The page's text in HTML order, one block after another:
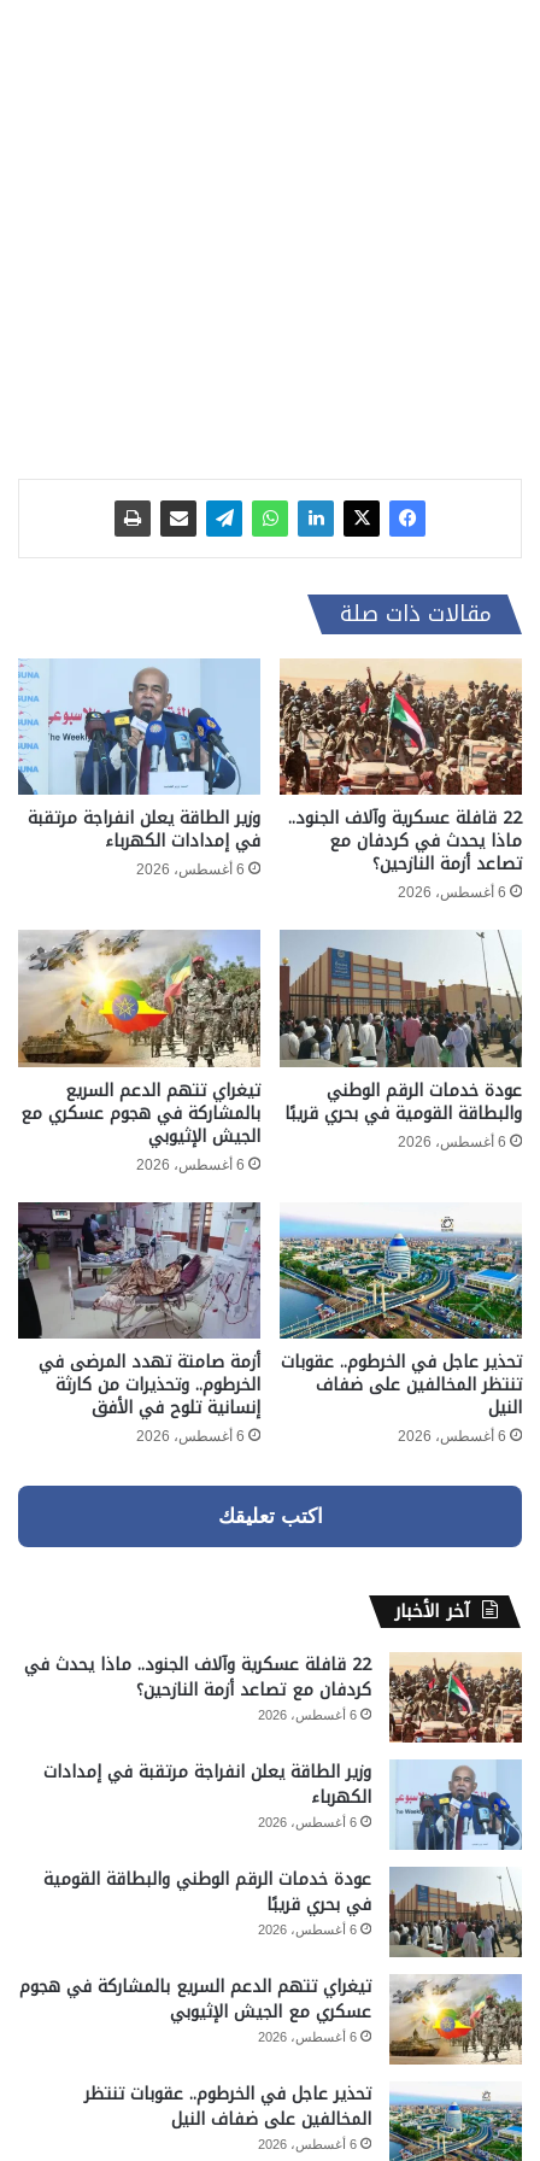
مقالات ذات صلة
22 قافلة عسكرية وآلاف الجنود..
ماذا يحدث في كردفان مع
تصاعد أزمة النازحين؟
6 أغسطس، 2026
وزير الطاقة يعلن انفراجة مرتقبة
في إمدادات الكهرباء
6 أغسطس، 2026
عودة خدمات الرقم الوطني
والبطاقة القومية في بحري قريبًا
6 أغسطس، 2026
تيغراي تتهم الدعم السريع
بالمشاركة في هجوم عسكري مع
الجيش الإثيوبي
6 أغسطس، 2026
تحذير عاجل في الخرطوم.. عقوبات
تنتظر المخالفين على ضفاف
النيل
6 أغسطس، 2026
أزمة صامتة تهدد المرضى في
الخرطوم.. وتحذيرات من كارثة
إنسانية تلوح في الأفق
6 أغسطس، 2026
اكتب تعليقك
آخر الأخبار
22 قافلة عسكرية وآلاف الجنود.. ماذا يحدث في
كردفان مع تصاعد أزمة النازحين؟
6 أغسطس، 2026
وزير الطاقة يعلن انفراجة مرتقبة في إمدادات
الكهرباء
6 أغسطس، 2026
عودة خدمات الرقم الوطني والبطاقة القومية
في بحري قريبًا
6 أغسطس، 2026
تيغراي تتهم الدعم السريع بالمشاركة في هجوم
عسكري مع الجيش الإثيوبي
6 أغسطس، 2026
تحذير عاجل في الخرطوم.. عقوبات تنتظر
المخالفين على ضفاف النيل
6 أغسطس، 2026